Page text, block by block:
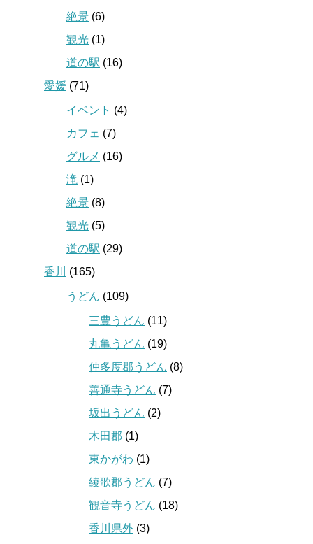
絶景 (6)
観光 (1)
道の駅 (16)
愛媛 (71)
イベント (4)
カフェ (7)
グルメ (16)
滝 (1)
絶景 (8)
観光 (5)
道の駅 (29)
香川
(165)
うどん (109)
三豊うどん (11)
丸亀うどん (19)
仲多度郡うどん (8)
善通寺うどん (7)
坂出うどん (2)
木田郡 (1)
東かがわ (1)
綾歌郡うどん (7)
観音寺うどん (18)
香川県外 (3)